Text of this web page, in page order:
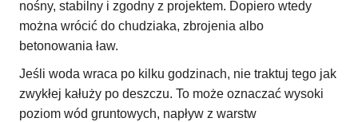
nośny, stabilny i zgodny z projektem. Dopiero wtedy
można wrócić do chudziaka, zbrojenia albo
betonowania ław.
Jeśli woda wraca po kilku godzinach, nie traktuj tego jak
zwykłej kałuży po deszczu. To może oznaczać wysoki
poziom wód gruntowych, napływ z warstw